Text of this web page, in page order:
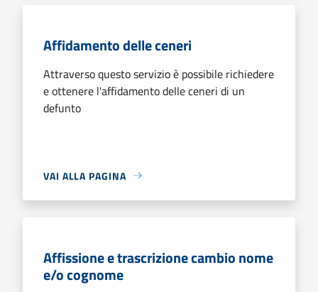
Affidamento delle ceneri
Attraverso questo servizio è possibile richiedere
e ottenere l'affidamento delle ceneri di un
defunto
VAI ALLA PAGINA
Affissione e trascrizione cambio nome
e/o cognome